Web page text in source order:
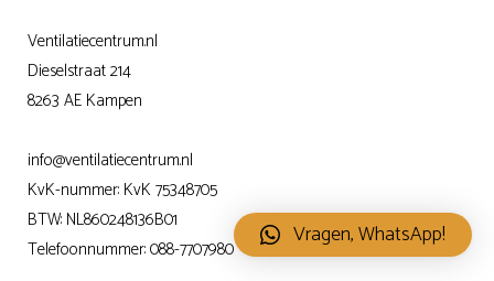
Ventilatiecentrum.nl
Dieselstraat 214
8263 AE Kampen
info@ventilatiecentrum.nl
KvK-nummer: KvK 75348705
BTW: NL860248136B01
Telefoonnummer:088-7707980 Vragen, WhatsApp!